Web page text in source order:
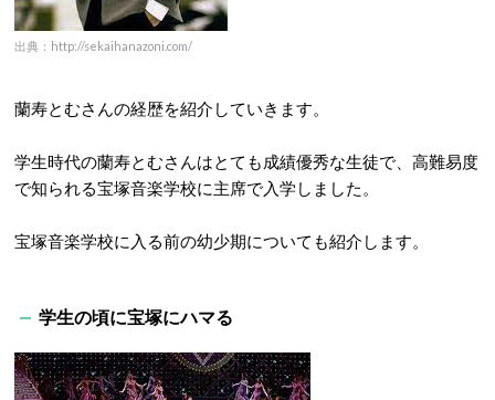
出典：http://sekaihanazoni.com/
蘭寿とむさんの経歴を紹介していきます。
学生時代の蘭寿とむさんはとても成績優秀な生徒で、高難易度
で知られる宝塚音楽学校に主席で入学しました。
宝塚音楽学校に入る前の幼少期についても紹介します。
学生の頃に宝塚にハマる